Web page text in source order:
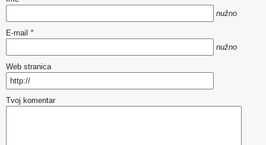
nužno
E-mail *
nužno
Web stranica
Tvoj komentar